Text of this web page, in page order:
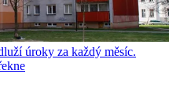
úroky za každý měsíc.